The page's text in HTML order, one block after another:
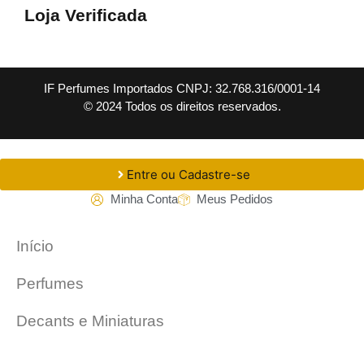
Loja Verificada
IF Perfumes Importados CNPJ: 32.768.316/0001-14
© 2024 Todos os direitos reservados.
Entre ou Cadastre-se
Minha Conta Meus Pedidos
Início
Perfumes
Decants e Miniaturas